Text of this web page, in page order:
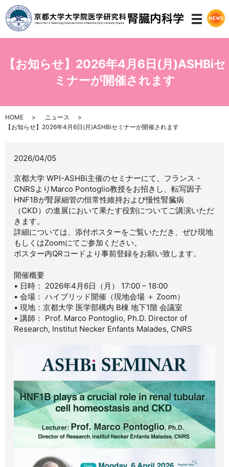
メニ
【お知らせ】2026年4月6日(月)ASHBiセ
ミナーが開催されます
HOME
ニュース
【お知らせ】2026年4月6日(月)ASHBiセミナーが開催されます
2026/04/05
京都大学 WPI-ASHBi主催のセミナーにて、フランス・
CNRSよりMarco Pontoglio教授をお招きし、転写因子
HNF1Bが腎尿細管の恒常性維持および慢性腎臓病
（CKD）の進展において果たす役割についてご講演いただ
きます。
詳細については、添付ポスターをご覧いただき、ぜひ現地
もしくはZoomにてご参加ください。
ポスター内QRコードより事前登録をお願い致します。
開催概要
• 日時： 2026年4月6日（月） 17:00 – 18:00
• 会場： ハイブリッド開催（現地会場 ＋ Zoom）
• 現地：京都大学 医学部構内 B棟 地下1階 会議室
• 講師： Prof. Marco Pontoglio, Ph.D. Director of
Research, Institut Necker Enfants Malades, CNRS